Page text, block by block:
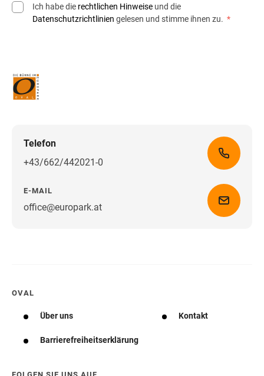
Ich habe die rechtlichen Hinweise und die
Datenschutzrichtlinien gelesen und stimme ihnen zu. *
Telefon
+43/662/442021-0
E-MAIL
office@europark.atWegbeschreibung erhalten
OVAL
Über uns Kontakt
Barrierefreiheitserklärung